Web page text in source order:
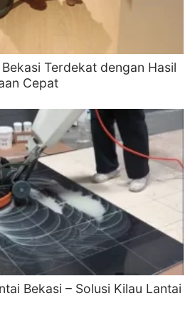
Terdekat dengan Hasil
Cepat
Bekasi – Solusi Kilau Lantai